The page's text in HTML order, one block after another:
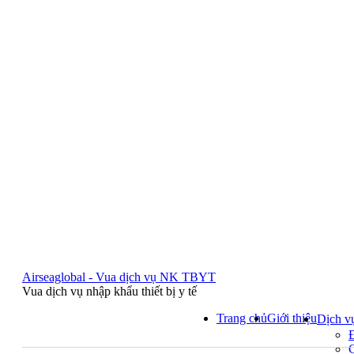
Airseaglobal - Vua dịch vụ NK TBYT
Vua dịch vụ nhập khẩu thiết bị y tế
Trang chủGiới thiệuDịch